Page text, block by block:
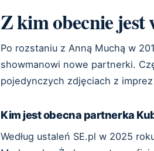
Z kim obecnie
Po rozstaniu z Anną Muchą w
showmanowi nowe partnerki.
pojedynczych zdjęciach z
Kim jest obecna partnerka
Według ustaleń SE.pl w 2025